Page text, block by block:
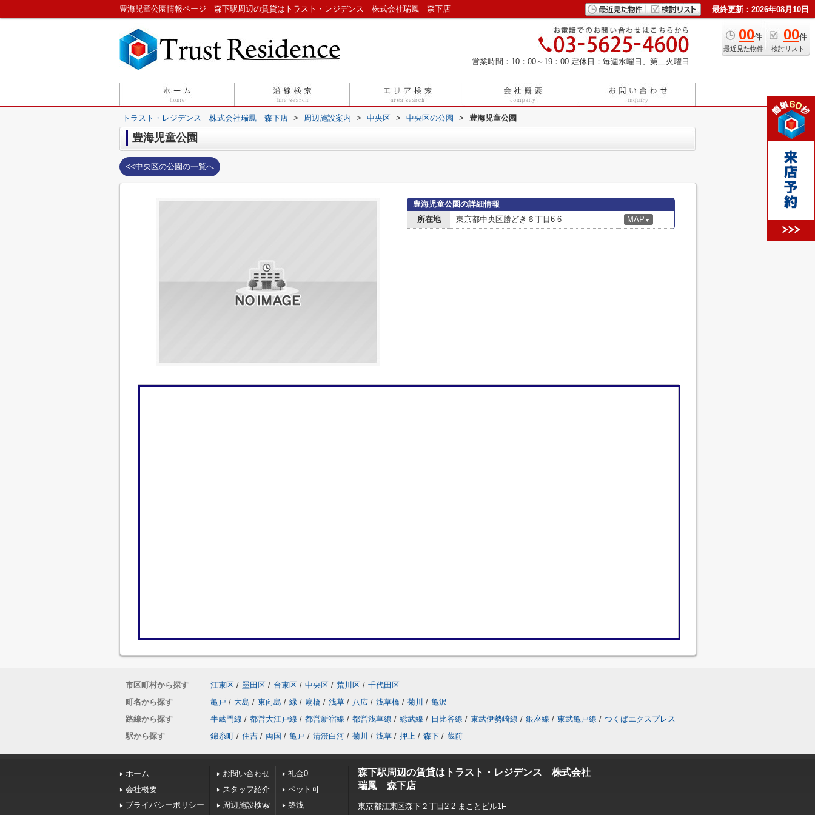
豊海児童公園情報ページ｜森下駅周辺の賃貸はトラスト・レジデンス 株式会社瑞鳳 森下店 最終更新：2026年08月10日
00件
最近見た物件
00件
検討リスト
営業時間：10：00～19：00 定休日：毎週水曜日、第二火曜日
トラスト・レジデンス 株式会社瑞鳳 森下店 > 周辺施設案内 > 中央区 > 中央区の公園 > 豊海児童公園
豊海児童公園
<<中央区の公園の一覧へ
豊海児童公園の詳細情報
所在地
東京都中央区勝どき６丁目6-6 MAP ▼
市区町村から探す 江東区 / 墨田区 / 台東区 / 中央区 / 荒川区 / 千代田区
町名から探す
亀戸 / 大島 / 東向島 / 緑 / 扇橋 / 浅草 / 八広 / 浅草橋 / 菊川 / 亀沢
路線から探す
半蔵門線 / 都営大江戸線 / 都営新宿線 / 都営浅草線 / 総武線 / 日比谷線 / 東武伊勢崎線 / 銀座線 / 東武亀戸線 / つくばエクスプレス
駅から探す
錦糸町 / 住吉 / 両国 / 亀戸 / 清澄白河 / 菊川 / 浅草 / 押上 / 森下 / 蔵前
ホーム
会社概要
プライバシーポリシー
お問い合わせ
スタッフ紹介
周辺施設検索
礼金0
ペット可
築浅
森下駅周辺の賃貸はトラスト・レジデンス 株式会社
瑞鳳 森下店
東京都江東区森下２丁目2-2 まことビル1F